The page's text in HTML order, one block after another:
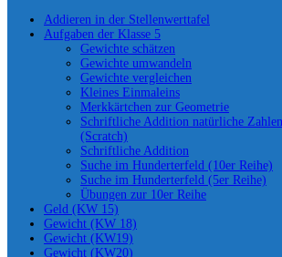
Addieren in der Stellenwerttafel
Aufgaben der Klasse 5
Gewichte schätzen
Gewichte umwandeln
Gewichte vergleichen
Kleines Einmaleins
Merkkärtchen zur Geometrie
Schriftliche Addition natürliche
(Scratch)
Schriftliche Addition
Suche im Hunderterfeld (10er Reihe)
Suche im Hunderterfeld (5er Reihe)
Übungen zur 10er Reihe
Geld (KW 15)
Gewicht (KW 18)
Gewicht (KW19)
Gewicht (KW20)